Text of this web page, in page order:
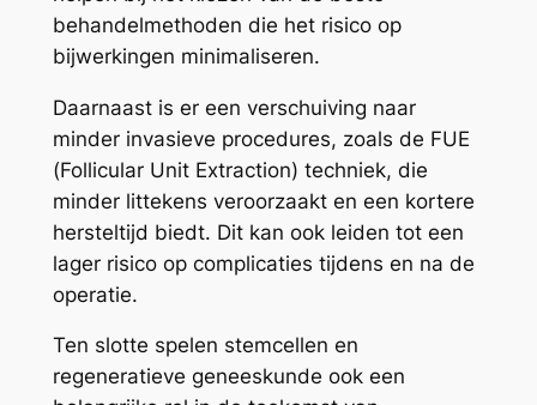
behandelmethoden die het risico op
bijwerkingen minimaliseren.
Daarnaast is er een verschuiving naar
minder invasieve procedures, zoals de FUE
(Follicular Unit Extraction) techniek, die
minder littekens veroorzaakt en een kortere
hersteltijd biedt. Dit kan ook leiden tot een
lager risico op complicaties tijdens en na de
operatie.
Ten slotte spelen stemcellen en
regeneratieve geneeskunde ook een